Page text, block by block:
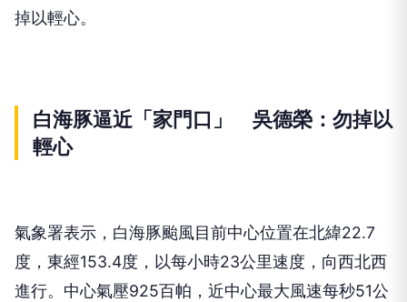
掉以輕心。
白海豚逼近「家門口」 吳德榮：勿掉以
輕心
氣象署表示，白海豚颱風目前中心位置在北緯22.7
度，東經153.4度，以每小時23公里速度，向西北西
進行。中心氣壓925百帕，近中心最大風速每秒51公